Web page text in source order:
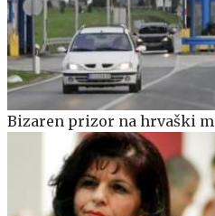
Bizaren prizor na hrvaški